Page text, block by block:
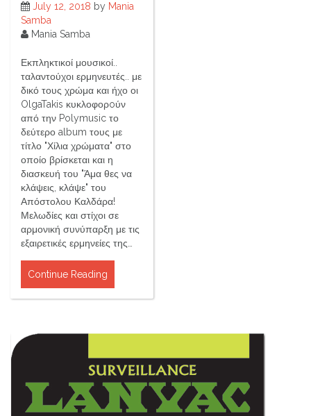
July 12, 2018 by Mania
Samba
Mania Samba
Εκπληκτικοί μουσικοί..
ταλαντούχοι ερμηνευτές.. με
δικό τους χρώμα και ήχο οι
OlgaTakis κυκλοφορoύν
από την Polymusic το
δεύτερο album τους με
τίτλο "Χίλια χρώματα" στο
οποίο βρίσκεται και η
διασκευή του "Άμα θες να
κλάψεις, κλάψε" του
Απόστολου Καλδάρα!
Μελωδίες και στίχοι σε
αρμονική συνύπαρξη με τις
εξαιρετικές ερμηνείες της…
Continue Reading